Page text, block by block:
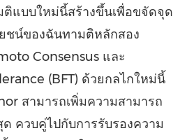
ติแบบใหม่นี้สร้างขึ้นเพื่อขจัดจุด
ชน์ของฉันทามติหลักสอง
Consensus และ
(BFT) ด้วยกลไกใหม่นี้
สามารถเพิ่มความสามารถ
ควบคู่ไปกับการรับรองความ